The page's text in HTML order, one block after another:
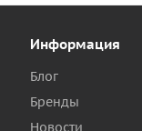
Информация
Блог
Бренды
Новости